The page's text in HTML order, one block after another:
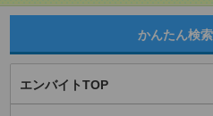
かんたん検
エンバイトTOP